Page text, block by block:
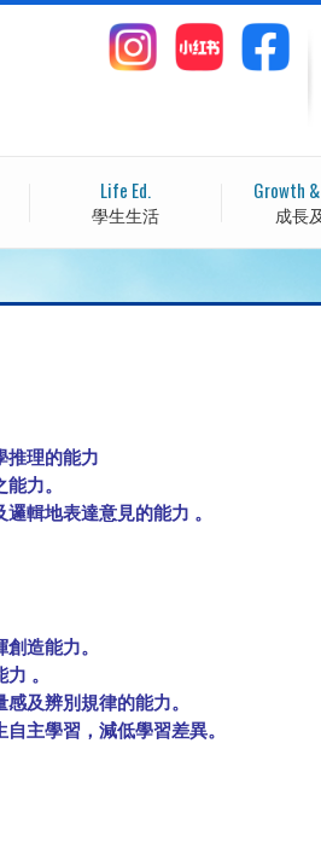
Life Ed.
學生生活
Growth
成長
推理的能力
力。
輯地表達意見的能力 。
造能力。
。
及辨別規律的能力。
主學習，減低學習差異。